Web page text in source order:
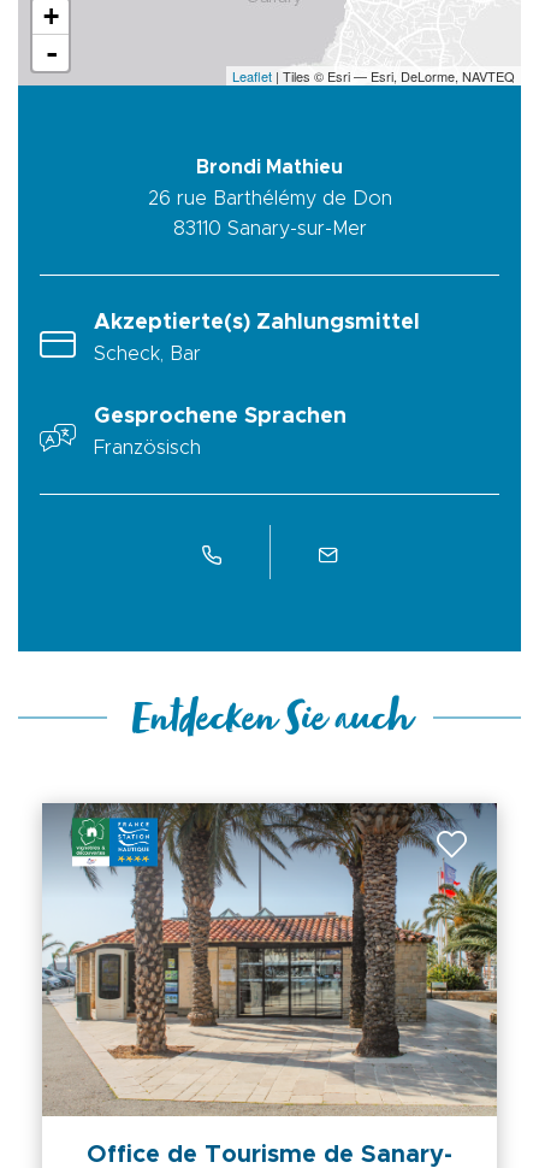
+
-
Leaflet | Tiles © Esri — Esri, DeLorme, NAVTEQ
Brondi Mathieu
26 rue Barthélémy de Don
83110 Sanary-sur-Mer
Akzeptierte(s) Zahlungsmittel
Scheck, Bar
Gesprochene Sprachen
Französisch
Entdecken Sie auch
Office de Tourisme de Sanary-